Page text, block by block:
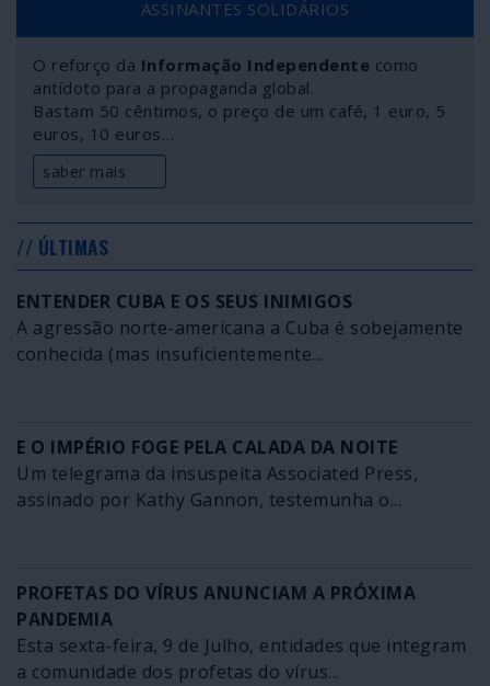
reacção dos governadores dos Estados –, os centros
de decisão se enchem de militares, alguns no activo, e o
grande empresariado esfrega as mãos de satisfação e
deita contas aos lucros. Bolsonaro e as suas tropas de
choque não estão confortáveis com a ordem
institucional democrática e o golpe já está em curso.
ASSINANTES SOLIDÁRIOS
O reforço da Informação Independente como
antídoto para a propaganda global.
Bastam 50 cêntimos, o preço de um café, 1 euro, 5
euros, 10 euros…
saber mais
// ÚLTIMAS
ENTENDER CUBA E OS SEUS INIMIGOS
A agressão norte-americana a Cuba é sobejamente
conhecida (mas insuficientemente...
E O IMPÉRIO FOGE PELA CALADA DA NOITE
Um telegrama da insuspeita Associated Press,
assinado por Kathy Gannon, testemunha o...
PROFETAS DO VÍRUS ANUNCIAM A PRÓXIMA
PANDEMIA
Esta sexta-feira, 9 de Julho, entidades que integram
a comunidade dos profetas do vírus...